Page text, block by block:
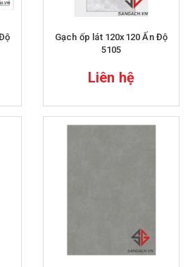
Gạch ốp lát 120x120 Ấn Độ
5105
Liên hệ